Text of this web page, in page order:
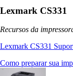
Lexmark CS331
Recursos da
Lexmark CS331
Como preparar sua